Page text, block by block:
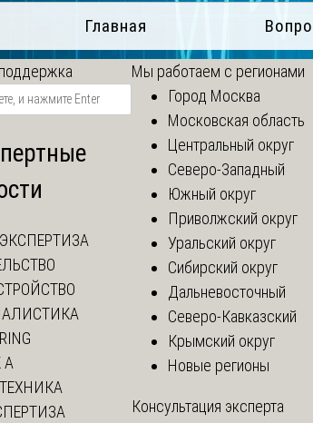
Главная
А
Мы работаем с регионами
Город Москва
Московская область
Центральный округ
Северо-Западный
Южный округ
Приволжский округ
Уральский округ
Сибирский округ
Дальневосточный
Северо-Кавказский
Крымский округ
Новые регионы
Консультация эксперта